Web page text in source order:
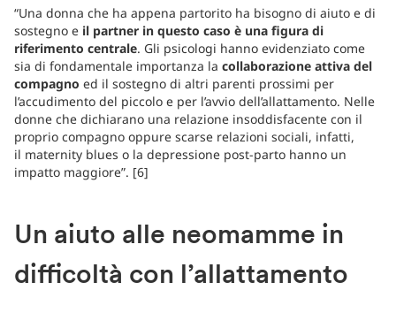
“Una donna che ha appena partorito ha bisogno di aiuto e di
sostegno e il partner in questo caso è una figura di
riferimento centrale. Gli psicologi hanno evidenziato come
sia di fondamentale importanza la collaborazione attiva del
compagno ed il sostegno di altri parenti prossimi per
l’accudimento del piccolo e per l’avvio dell’allattamento. Nelle
donne che dichiarano una relazione insoddisfacente con il
proprio compagno oppure scarse relazioni sociali, infatti,
il maternity blues o la depressione post-parto hanno un
impatto maggiore”. [6]
Un aiuto alle neomamme in
difficoltà con l’allattamento